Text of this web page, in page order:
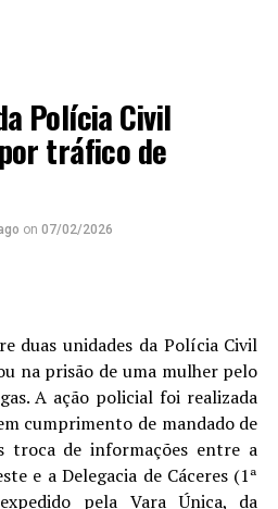
Polícia Civil
tráfico de
on 07/02/2026
duas unidades da Polícia Civil
na prisão de uma mulher pelo
A ação policial foi realizada
cumprimento de mandado de
troca de informações entre a
e a Delegacia de Cáceres (1ª
pela Vara Única, da